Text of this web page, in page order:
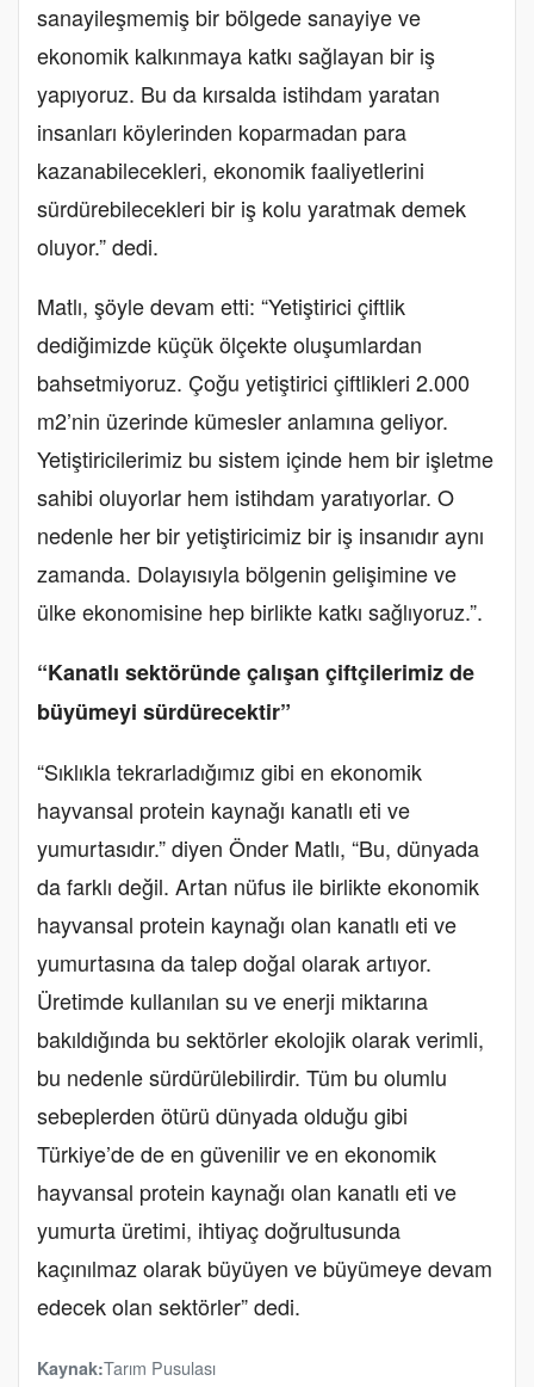
sanayileşmemiş bir bölgede sanayiye ve
ekonomik kalkınmaya katkı sağlayan bir iş
yapıyoruz. Bu da kırsalda istihdam yaratan
insanları köylerinden koparmadan para
kazanabilecekleri, ekonomik faaliyetlerini
sürdürebilecekleri bir iş kolu yaratmak demek
oluyor.” dedi.
Matlı, şöyle devam etti: “Yetiştirici çiftlik
dediğimizde küçük ölçekte oluşumlardan
bahsetmiyoruz. Çoğu yetiştirici çiftlikleri 2.000
m2’nin üzerinde kümesler anlamına geliyor.
Yetiştiricilerimiz bu sistem içinde hem bir işletme
sahibi oluyorlar hem istihdam yaratıyorlar. O
nedenle her bir yetiştiricimiz bir iş insanıdır aynı
zamanda. Dolayısıyla bölgenin gelişimine ve
ülke ekonomisine hep birlikte katkı sağlıyoruz.”.
“Kanatlı sektöründe çalışan çiftçilerimiz de
büyümeyi sürdürecektir”
“Sıklıkla tekrarladığımız gibi en ekonomik
hayvansal protein kaynağı kanatlı eti ve
yumurtasıdır.” diyen Önder Matlı, “Bu, dünyada
da farklı değil. Artan nüfus ile birlikte ekonomik
hayvansal protein kaynağı olan kanatlı eti ve
yumurtasına da talep doğal olarak artıyor.
Üretimde kullanılan su ve enerji miktarına
bakıldığında bu sektörler ekolojik olarak verimli,
bu nedenle sürdürülebilirdir. Tüm bu olumlu
sebeplerden ötürü dünyada olduğu gibi
Türkiye’de de en güvenilir ve en ekonomik
hayvansal protein kaynağı olan kanatlı eti ve
yumurta üretimi, ihtiyaç doğrultusunda
kaçınılmaz olarak büyüyen ve büyümeye devam
edecek olan sektörler” dedi.
Kaynak:Tarım Pusulası